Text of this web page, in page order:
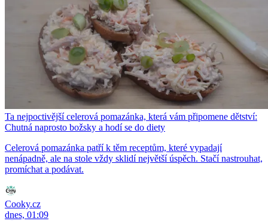
Ta nejpoctivější celerová pomazánka, která vám připomene dětství:
Chutná naprosto božsky a hodí se do diety
Celerová pomazánka patří k těm receptům, které vypadají
nenápadně, ale na stole vždy sklidí největší úspěch. Stačí nastrouhat,
promíchat a podávat.
Cooky.cz
dnes, 01:09